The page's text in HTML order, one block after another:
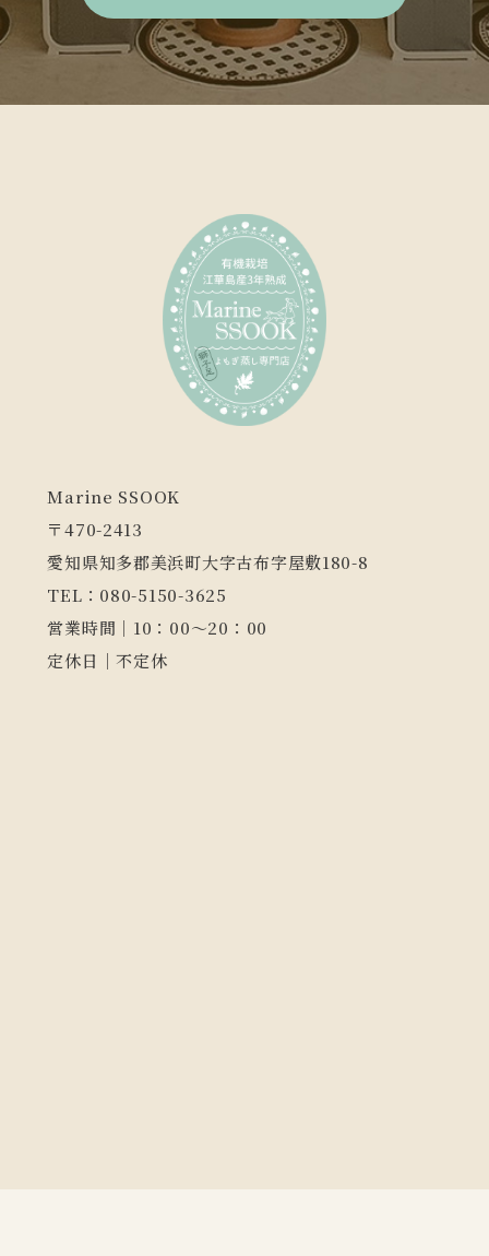
Marine SSOOK
〒470-2413 愛知県知多郡美浜町大字古布字屋敷180-8
TEL：080-5150-3625
MAIL：furisyunbaum@gmail.com
Marine SSOOK
〒470-2413
愛知県知多郡美浜町大字古布字屋敷180-8
TEL：080-5150-3625
営業時間｜10：00～20：00
定休日｜不定休